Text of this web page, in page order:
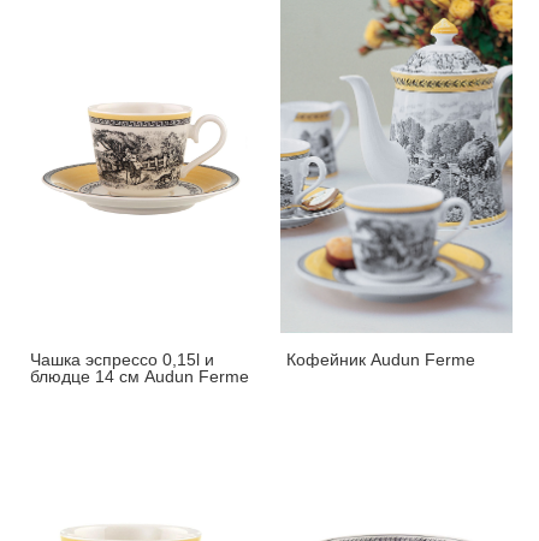
Чашка эспрессо 0,15l и
блюдце 14 см Audun Ferme
Кофейник Audun Ferme